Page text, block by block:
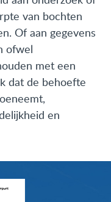
van bochten
Of aan gegevens
ofwel
met een
dat de behoefte
en